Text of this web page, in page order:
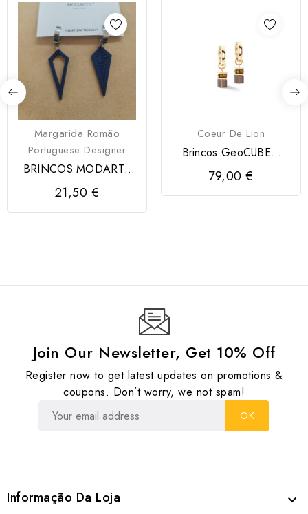
Margarida Romão
Portuguese Designer
BRINCOS MODARTT
CRAFT
21,50 €
Coeur De Lion
Brincos GeoCUBE®
Chunky Chain Coeur de
Lion
79,00 €
Join Our Newsletter, Get 10% Off
Register now to get latest updates on promotions &
coupons. Don’t worry, we not spam!
Informação Da Loja 